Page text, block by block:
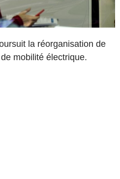
la réorganisation de
mobilité électrique.